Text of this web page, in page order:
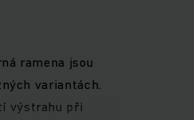
ramena jsou
variantách.
výstrahu při